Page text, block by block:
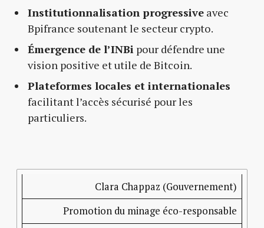
Institutionnalisation progressive avec
Bpifrance soutenant le secteur crypto.
Émergence de l’INBi pour défendre une
vision positive et utile de Bitcoin.
Plateformes locales et internationales
facilitant l’accès sécurisé pour les
particuliers.
Acteur
Rôle
Impact sur
crypto
français
Clara Chappaz (Gouvernement)
Promotion du minage éco-responsable